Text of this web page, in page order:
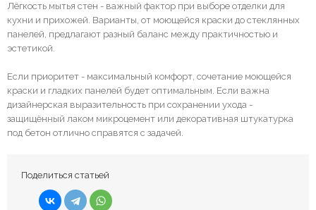
Лёгкость мытья стен - важный фактор при выборе отделки для
кухни и прихожей. Варианты, от моющейся краски до стеклянных
панелей, предлагают разный баланс между практичностью и
эстетикой.
Если приоритет - максимальный комфорт, сочетание моющейся
краски и гладких панелей будет оптимальным. Если важна
дизайнерская выразительность при сохранении ухода -
защищённый лаком микроцемент или декоративная штукатурка
под бетон отлично справятся с задачей.
Поделиться статьей